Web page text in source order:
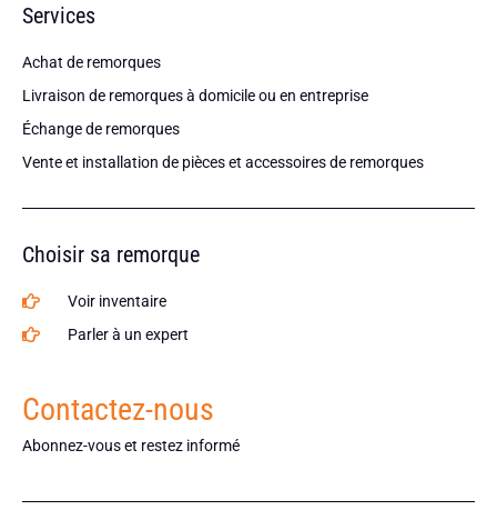
Services
Achat de remorques
Livraison de remorques à domicile ou en entreprise
Échange de remorques
Vente et installation de pièces et accessoires de remorques
Choisir sa remorque
Voir inventaire
Parler à un expert
Contactez-nous
Abonnez-vous et restez informé